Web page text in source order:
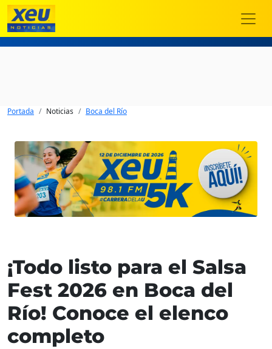
Portada Noticias Boca del Río
¡Todo listo para el Salsa
Fest 2026 en Boca del
Río! Conoce el elenco
completo